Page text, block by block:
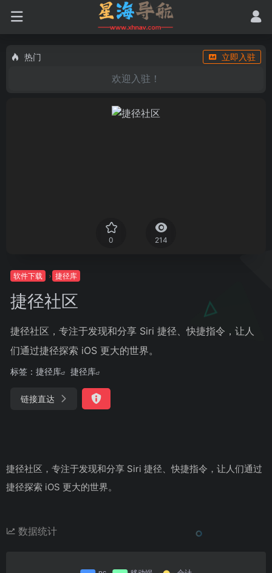
热门 立即入驻
欢迎入驻！
0 214
软件下载 捷径库
捷径社区
捷径社区，专注于发现和分享 Siri 捷径、快捷指令，让人
们通过捷径探索 iOS 更大的世界。
标签： 捷径库 捷径库
链接直达
捷径社区，专注于发现和分享 Siri 捷径、快捷指令，让人们通过
捷径探索 iOS 更大的世界。
数据统计